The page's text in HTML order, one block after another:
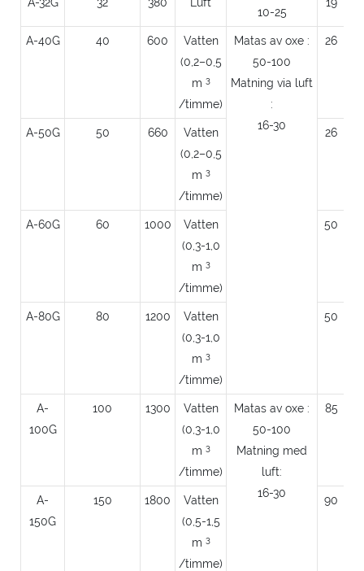
10-25
A-40G 40 600
Vatten
(0,2–0,5
m 3
/timme)
Matas av oxe :
50-100
Matning via luft
:
16-30
26
A-50G 50 660
Vatten
(0,2–0,5
m 3
/timme)
26
A-60G 60 1000
Vatten
(0,3-1,0
m 3
/timme)
50
A-80G 80 1200
Vatten
(0,3-1,0
m 3
/timme)
50
A-
100G
100 1300
Vatten
(0,3-1,0
m 3
/timme)
Matas av oxe :
50-100
Matning med
luft:
16-30
85
A-
150G
150 1800
Vatten
(0,5-1,5
m 3
/timme)
90